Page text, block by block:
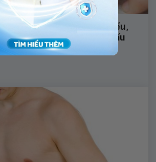
nhìn mặt chữ không hiểu,
và tê đầu ngón tay là dấu